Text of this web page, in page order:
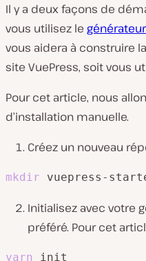
Il y a deux façons de
vous utilisez le
vous aidera à construire
site VuePress, soit vous
Pour cet article, nous
d’installation manuelle.
Créez un nouveau
mkdir vuepress-
Initialisez avec votre
préféré. Pour cet
yarn init